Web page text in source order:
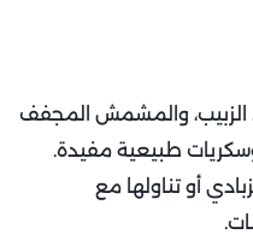
الزبيب، والمشمش المجفف
طبيعية مفيدة.
أو تناولها مع